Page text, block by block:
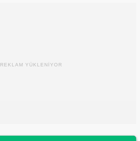
REKLAM YÜKLENİYOR